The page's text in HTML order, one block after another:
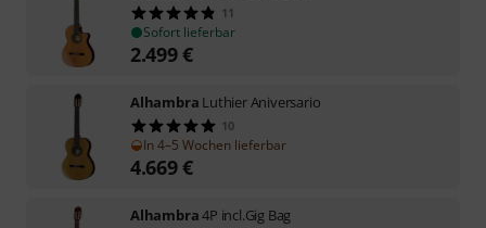
11
Sofort lieferbar
2.499€
Alhambra Luthier Aniversario
10
In 4–5 Wochen lieferbar
4.669€
Alhambra4P incl.Gig Bag